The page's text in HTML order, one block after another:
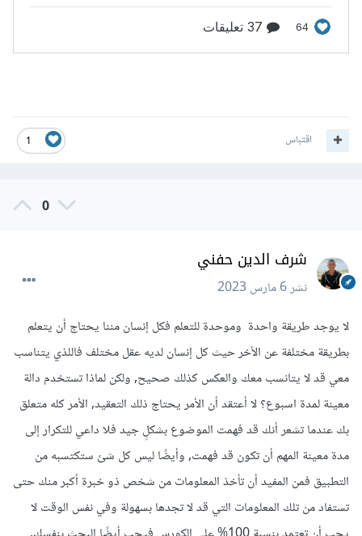
1 اقتباس
0
شرف الدين حفني
نشر6 مارس 2023
لا يوجد طريقة واحدة وموحدة للتعلم فكل إنسان مننا يحتاج أن يتعلم
بطريقة مختلفة عن الأخر حيث كل إنسان لديه عقل مختلف فاللذي يتناسب
معي قد لا يتانسب معك والعكس كذلك صحيح, ولكن لماذا تستخدم دالة
معينة لمدة اسبوع؟ لا أعتقد أن الأمر يحتاج ذلك التعقيد, الأمر كله متعلق
بك عندما تشعر أنك قد فهمت الموضوع بشكلٍ جيد فلا داعي للتكرار إلى
مدة معينة المهم أن تكون قد فهمت, وأيضًا ليس كل شئ ستكتسبه من
التطبيق فمن المفيد أن تأخذ المعلومات من شخص ذو خبرة أكبر منك حتى
تستفاد من تلك المعلومات التي قد لا تجدها بسهولة وفي نفس الوقت لا